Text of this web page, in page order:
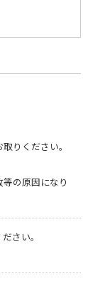
りください。
の原因になり
さい。